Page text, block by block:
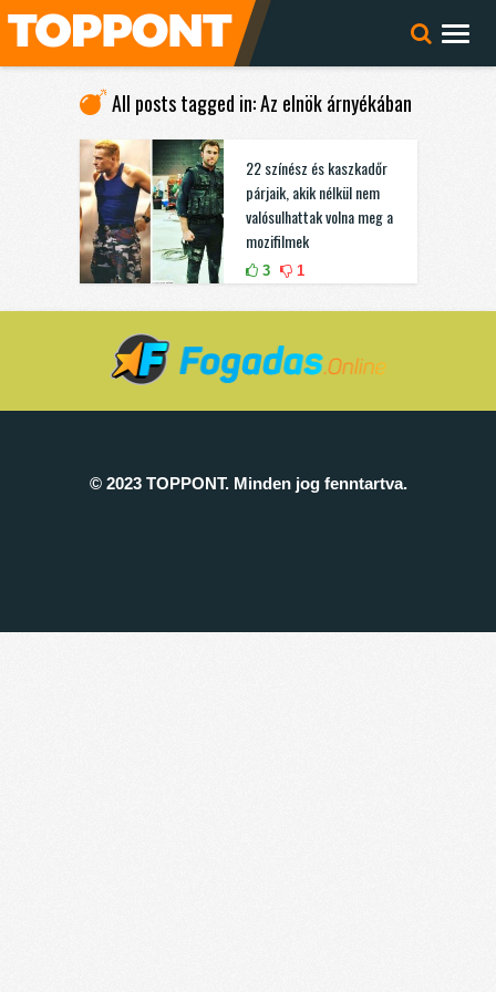
All posts tagged in: Az elnök árnyékában
22 színész és kaszkadőr
párjaik, akik nélkül nem
valósulhattak volna meg a
mozifilmek
3 1
© 2023 TOPPONT. Minden jog fenntartva.